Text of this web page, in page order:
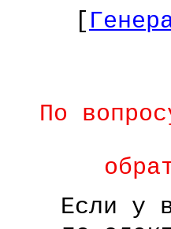
[
По
Если у